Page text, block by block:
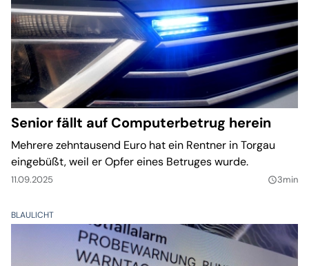
Senior fällt auf Computerbetrug herein
Mehrere zehntausend Euro hat ein Rentner in Torgau
eingebüßt, weil er Opfer eines Betruges wurde.
11.09.2025 query_builder3min
BLAULICHT